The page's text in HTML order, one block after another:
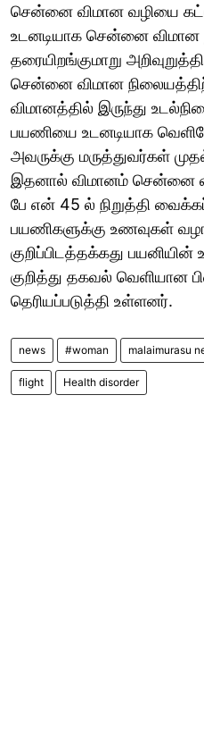
சென்னை விமான வழியை
உடனடியாக சென்னை விமான
தரையிறங்குமாறு
சென்னை விமான
விமானத்தில் இருந்து
பயணியை உடனடியாக
அவருக்கு மருத்துவர்கள்
இதனால் விமானம் சென்னை
பே என் 45 ல் நிறுத்தி
பயணிகளுக்கு உணவுகள்
குறிப்பிடத்தக்கது
குறித்து தகவல் வெளியான
தெரியப்படுத்தி உள்ளனர்.
news #woman malaimurasu
flight Health disorder